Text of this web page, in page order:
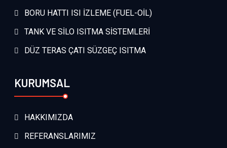
BORU HATTI ISI İZLEME (FUEL-OİL)
TANK VE SİLO ISITMA SİSTEMLERİ
DÜZ TERAS ÇATI SÜZGEÇ ISITMA
KURUMSAL
HAKKIMIZDA
REFERANSLARIMIZ